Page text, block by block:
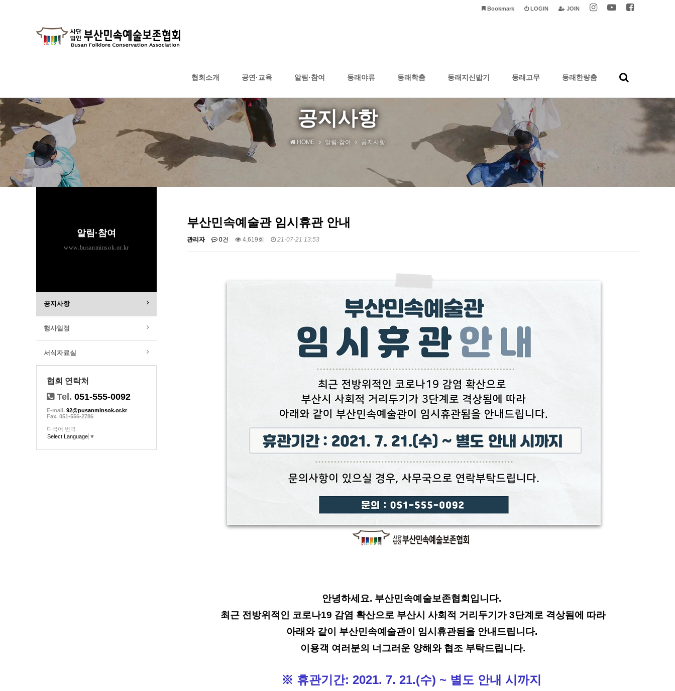
JOIN
LOGIN
Bookmark
협회소개 공연·교육 알림·참여 동래야류 동래학춤 동래지신밟기 동래고무 동래한량춤
공지사항
HOME 알림·참여 공지사항
부산민속예술관 임시휴관 안내
관리자 0건 4,619회 21-07-21 13:53
안녕하세요. 부산민속예술보존협회입니다.
최근 전방위적인 코로나19 감염 확산으로 부산시 사회적 거리두기가 3단계로 격상됨에 따라
아래와 같이 부산민속예술관이 임시휴관됨을 안내드립니다.
이용객 여러분의 너그러운 양해와 협조 부탁드립니다.
※ 휴관기간: 2021. 7. 21.(수) ~ 별도 안내 시까지
알림·참여
www.busanminsok.or.kr
공지사항
행사일정
서식자료실
협회 연락처
Tel. 051-555-0092
E-mail. 92@pusanminsok.or.kr
Fax. 051-556-2786
다국어 번역
Select Language ▼